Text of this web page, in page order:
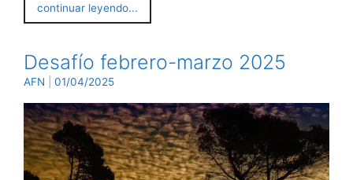
continuar leyendo...
Desafío febrero-marzo 2025
AFN 01/04/2025